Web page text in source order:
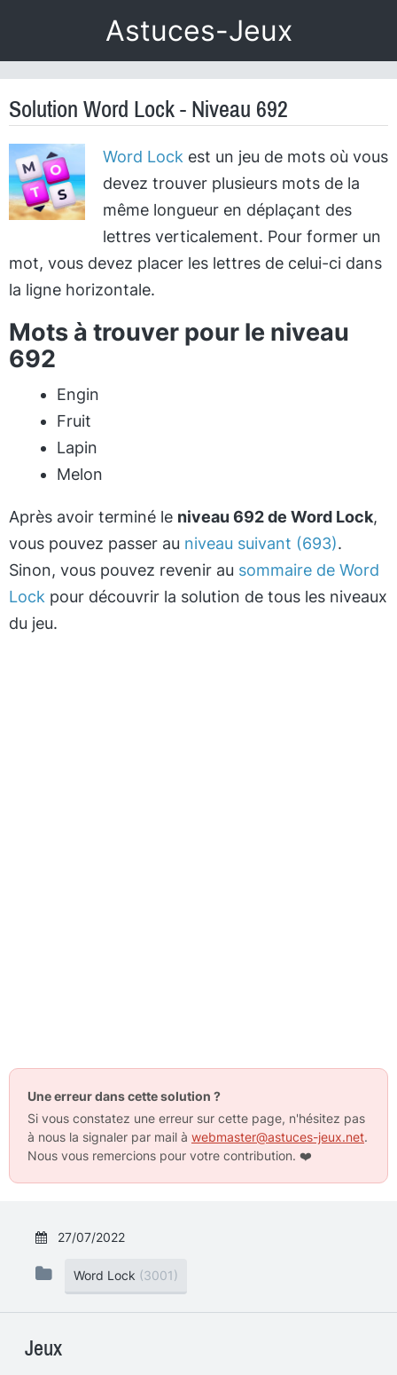
Astuces-Jeux
Solution Word Lock - Niveau 692
Word Lock est un jeu de mots où vous
devez trouver plusieurs mots de la
même longueur en déplaçant des
lettres verticalement. Pour former un
mot, vous devez placer les lettres de celui-ci dans
la ligne horizontale.
Mots à trouver pour le niveau
692
Engin
Fruit
Lapin
Melon
Après avoir terminé le niveau 692 de Word Lock,
vous pouvez passer au niveau suivant (693).
Sinon, vous pouvez revenir au sommaire de Word
Lock pour découvrir la solution de tous les niveaux
du jeu.
Une erreur dans cette solution ?
Si vous constatez une erreur sur cette page, n'hésitez pas
à nous la signaler par mail à webmaster@astuces-jeux.net.
Nous vous remercions pour votre contribution. ❤️
27/07/2022
Word Lock (3001)
Jeux